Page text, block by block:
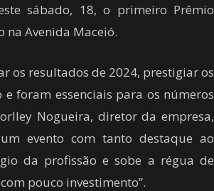
sábado, 18, o primeiro Prêmio
na Avenida Maceió.
os resultados de 2024, prestigiar os
foram essenciais para os números
Nogueira, diretor da empresa,
evento com tanto destaque ao
da profissão e sobe a régua de
pouco investimento”.